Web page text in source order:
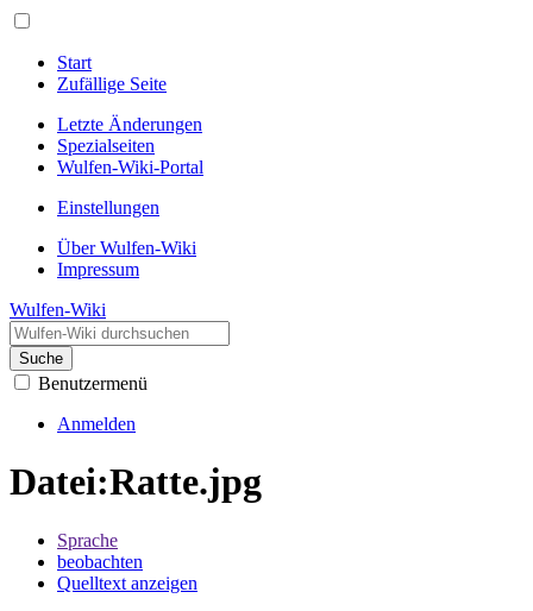
Start
Zufällige Seite
Letzte Änderungen
Spezialseiten
Wulfen-Wiki-Portal
Einstellungen
Über Wulfen-Wiki
Impressum
Wulfen-Wiki
Suche
Benutzermenü
Anmelden
Datei:Ratte.jpg
Sprache
beobachten
Quelltext anzeigen